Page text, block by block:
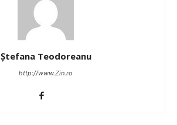
Ștefana Teodoreanu
http://www.Zin.ro